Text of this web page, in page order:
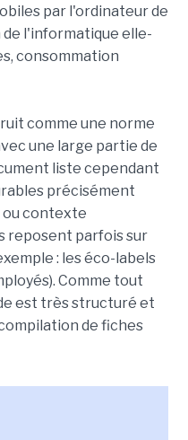
par l'ordinateur de
de l'informatique elle-
consommation
comme une norme
une large partie de
liste cependant
précisément
ou contexte
reposent parfois sur
: les éco-labels
Comme tout
est très structuré et
de fiches